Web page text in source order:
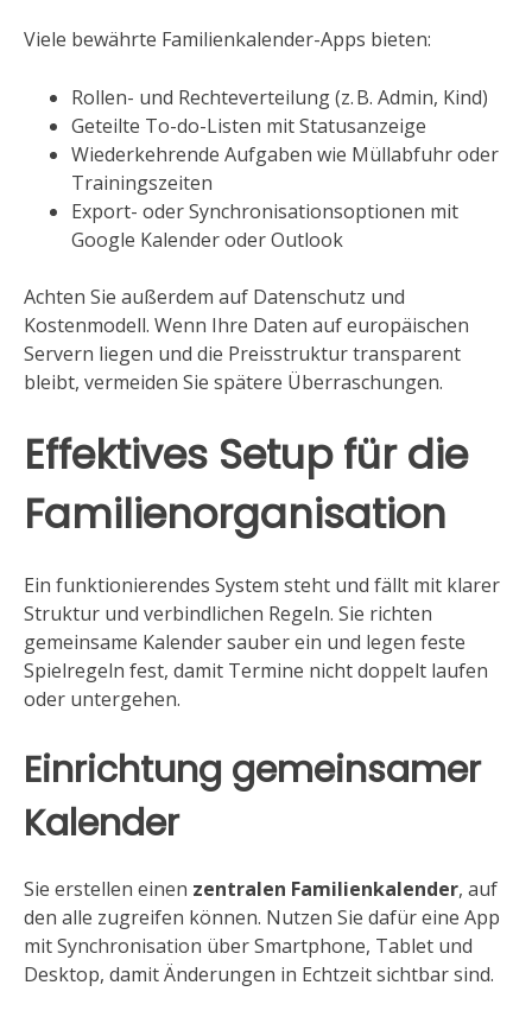
Viele bewährte Familienkalender-Apps bieten:
Rollen- und Rechteverteilung (z. B. Admin, Kind)
Geteilte To-do-Listen mit Statusanzeige
Wiederkehrende Aufgaben wie Müllabfuhr oder
Trainingszeiten
Export- oder Synchronisationsoptionen mit
Google Kalender oder Outlook
Achten Sie außerdem auf Datenschutz und
Kostenmodell. Wenn Ihre Daten auf europäischen
Servern liegen und die Preisstruktur transparent
bleibt, vermeiden Sie spätere Überraschungen.
Effektives Setup für die
Familienorganisation
Ein funktionierendes System steht und fällt mit klarer
Struktur und verbindlichen Regeln. Sie richten
gemeinsame Kalender sauber ein und legen feste
Spielregeln fest, damit Termine nicht doppelt laufen
oder untergehen.
Einrichtung gemeinsamer
Kalender
Sie erstellen einen zentralen Familienkalender, auf
den alle zugreifen können. Nutzen Sie dafür eine App
mit Synchronisation über Smartphone, Tablet und
Desktop, damit Änderungen in Echtzeit sichtbar sind.